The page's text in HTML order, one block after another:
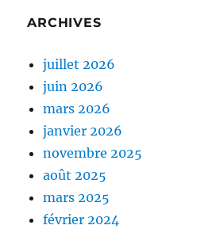
ARCHIVES
juillet 2026
juin 2026
mars 2026
janvier 2026
novembre 2025
août 2025
mars 2025
février 2024